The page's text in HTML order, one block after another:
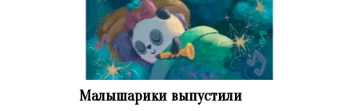
Малышарики выпустили